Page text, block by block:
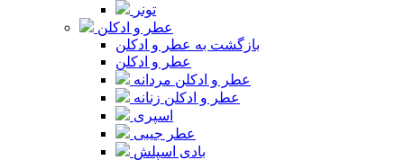
تونر
عطر و ادکلن
بازگشت به عطر و ادکلن
عطر و ادکلن
عطر و ادکلن مردانه
عطر و ادکلن زنانه
اسپری
عطر جیبی
بادی اسپلش